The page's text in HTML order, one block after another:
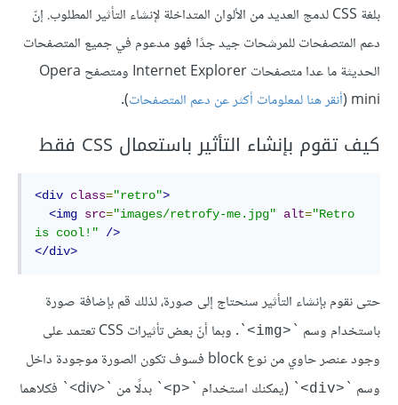
بلغة CSS لدمج العديد من الألوان المتداخلة لإنشاء التأثير المطلوب. إنّ
دعم المتصفحات للمرشحات جيد جدًا فهو مدعوم في جميع المتصفحات
الحديثة ما عدا متصفحات Internet Explorer ومتصفح Opera
mini ( أنقر هنا لمعلومات أكثر عن دعم المتصفحات).
كيف تقوم بإنشاء التأثير باستعمال CSS فقط
<div class="retro">
<img src="images/retrofy-me.jpg" alt="Retro
is cool!"
/>
</div>
حتى نقوم بإنشاء التأثير سنحتاج إلى صورة، لذلك قم بإضافة صورة
باستخدام وسم ` <img>
`. وبما أنّ بعض تأثيرات CSS تعتمد على
وجود عنصر حاوي من نوع block فسوف تكون الصورة موجودة داخل
وسم ` <div> ` (يمكنك استخدام ` <p>
` بدلًا من `<div>` فكلاهما